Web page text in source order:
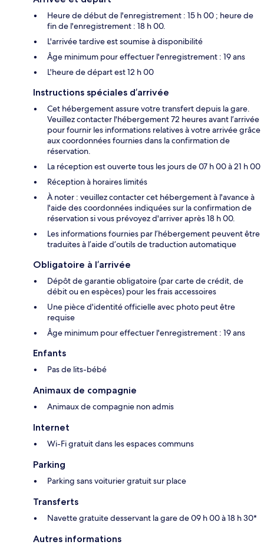
Heure de début de l'enregistrement : 15 h 00 ; heure de
fin de l'enregistrement : 18 h 00.
L'arrivée tardive est soumise à disponibilité
Âge minimum pour effectuer l'enregistrement : 19 ans
L'heure de départ est 12 h 00
Instructions spéciales d’arrivée
Cet hébergement assure votre transfert depuis la gare.
Veuillez contacter l'hébergement 72 heures avant l’arrivée
pour fournir les informations relatives à votre arrivée grâce
aux coordonnées fournies dans la confirmation de
réservation.
La réception est ouverte tous les jours de 07 h 00 à 21 h 00
Réception à horaires limités
À noter : veuillez contacter cet hébergement à l'avance à
l'aide des coordonnées indiquées sur la confirmation de
réservation si vous prévoyez d'arriver après 18 h 00.
Les informations fournies par l’hébergement peuvent être
traduites à l’aide d’outils de traduction automatique
Obligatoire à l’arrivée
Dépôt de garantie obligatoire (par carte de crédit, de
débit ou en espèces) pour les frais accessoires
Une pièce d'identité officielle avec photo peut être
requise
Âge minimum pour effectuer l'enregistrement : 19 ans
Enfants
Pas de lits-bébé
Animaux de compagnie
Animaux de compagnie non admis
Internet
Wi-Fi gratuit dans les espaces communs
Parking
Parking sans voiturier gratuit sur place
Transferts
Navette gratuite desservant la gare de 09 h 00 à 18 h 30*
Autres informations